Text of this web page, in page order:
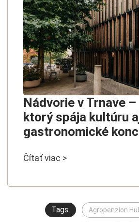
Nádvorie v Trnave
ktorý spája kultúru
gastronomické
Čítať viac >
Tags: Agropenzion